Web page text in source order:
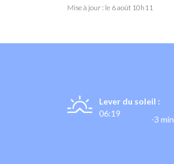
Mise à jour : le 6 août 10h11
Lever du soleil :
06:19
-3 min